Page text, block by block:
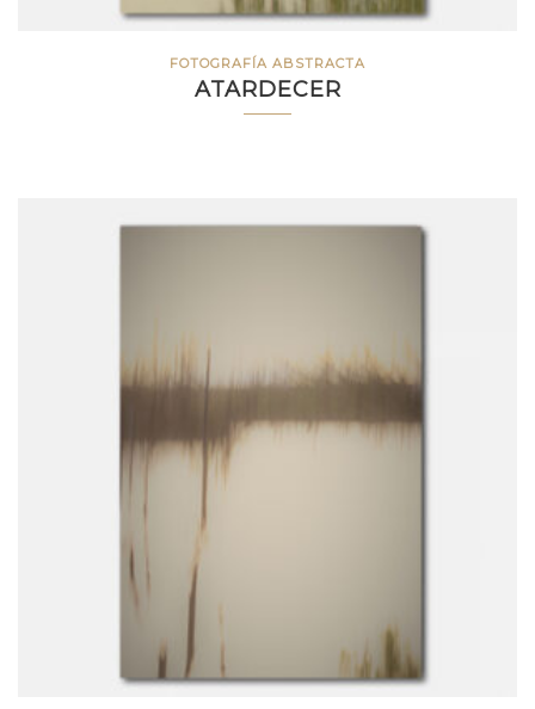
FOTOGRAFÍA ABSTRACTA
ATARDECER